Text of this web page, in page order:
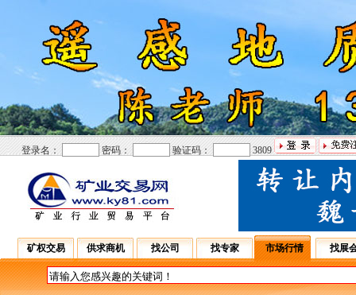
登录名： 密码： 验证码： 3809
矿权交易 供求商机 找公司 找专家 市场行情 找展